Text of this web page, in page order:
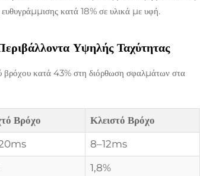
κατά 18% σε υλικά με υφή.
Υψηλής Ταχύτητας
βρόχου κατά 43% στη διόρθωση σφαλμάτων στα
Βρόχο
Κλειστό Βρόχο
8–12ms
1,8%